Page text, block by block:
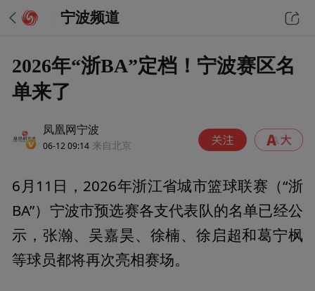
宁波频道
2026年“浙BA”定档！宁波赛区名
单来了
凤凰网宁波
06-12 09:14 来自北京
6月11日，2026年浙江省城市篮球联赛（“浙
BA”）宁波市预选赛各支代表队的名单已经公
示，张瀚、吴嘉昊、徐楠、徐启超和葛宁枫
等球员都将再次亮相赛场。